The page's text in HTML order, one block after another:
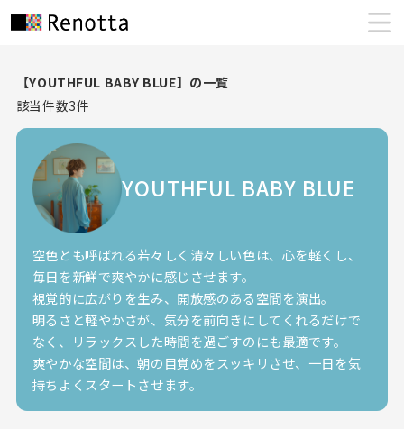
【YOUTHFUL BABY BLUE】の一覧
該当件数3件
YOUTHFUL BABY BLUE
空色とも呼ばれる若々しく清々しい色は、心を軽くし、
毎日を新鮮で爽やかに感じさせます。
視覚的に広がりを生み、開放感のある空間を演出。
明るさと軽やかさが、気分を前向きにしてくれるだけで
なく、リラックスした時間を過ごすのにも最適です。
爽やかな空間は、朝の目覚めをスッキリさせ、一日を気
持ちよくスタートさせます。